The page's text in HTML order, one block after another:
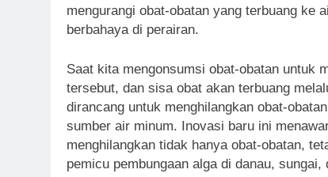
mengurangi obat-obatan yang terbuang ke
berbahaya di perairan.
Saat kita mengonsumsi obat-obatan untuk
tersebut, dan sisa obat akan terbuang
dirancang untuk menghilangkan obat-
sumber air minum. Inovasi baru ini
menghilangkan tidak hanya obat-obatan,
pemicu pembungaan alga di danau, sungai,